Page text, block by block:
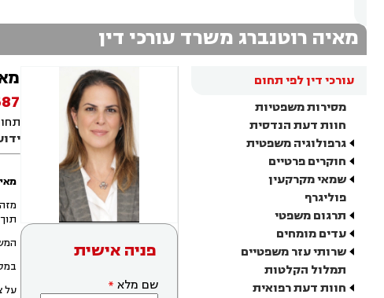
מאיה רוטנברג משרד עורכי דין
עורכי דין לפי תחום
מסירות משפטיות
חוות דעת הנדסית
גרפולוגיה משפטית
חוקרים פרטיים
שמאי מקרקעין
פוליגרף
תרגום משפטי
עדים מומחים
שרותי עזר משפטיים
תמלול הקלטות
חוות דעת רפואית
פניה אישית
שם מלא
על